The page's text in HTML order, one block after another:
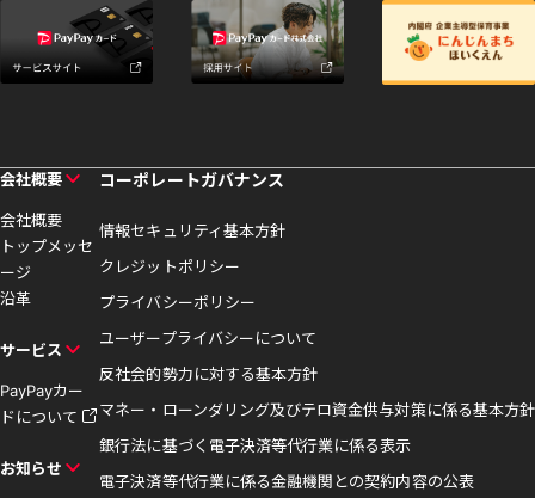
会社概要
会社概要
トップメッセ
ージ
沿革
サービス
PayPayカー
ドについて
お知らせ
コーポレートガバナンス
情報セキュリティ基本方針
クレジットポリシー
プライバシーポリシー
ユーザープライバシーについて
反社会的勢力に対する基本方針
マネー・ローンダリング及びテロ資金供与対策に係る基本方針
銀行法に基づく電子決済等代行業に係る表示
電子決済等代行業に係る金融機関との契約内容の公表